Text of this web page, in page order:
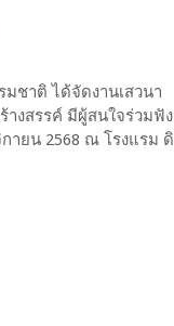
ชาติ ได้จัดงานเสวนา
างสรรค์ มีผู้สนใจร่วมฟัง
ายน 2568 ณ โรงแรม ดิ